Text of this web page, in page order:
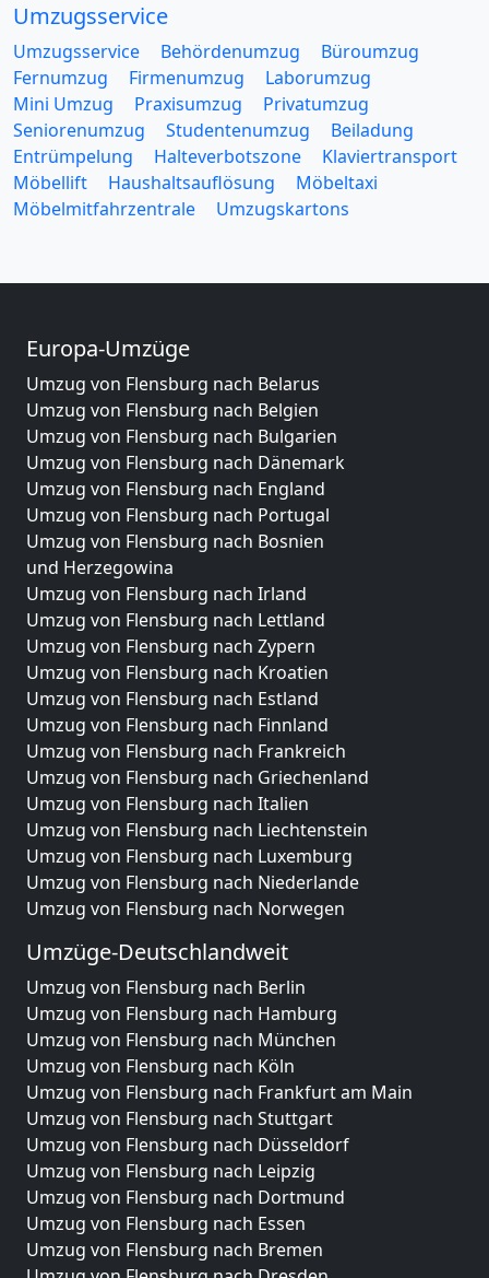
Umzugsservice
Umzugsservice Behördenumzug
Büroumzug
Fernumzug
Firmenumzug
Laborumzug
Mini Umzug
Praxisumzug
Privatumzug
Seniorenumzug
Studentenumzug
Beiladung
Entrümpelung
Halteverbotszone
Klaviertransport
Möbellift
Haushaltsauflösung
Möbeltaxi
Möbelmitfahrzentrale
Umzugskartons
Europa-Umzüge
Umzug von Flensburg nach Belarus
Umzug von Flensburg nach Belgien
Umzug von Flensburg nach Bulgarien
Umzug von Flensburg nach Dänemark
Umzug von Flensburg nach England
Umzug von Flensburg nach Portugal
Umzug von Flensburg nach Bosnien
und Herzegowina
Umzug von Flensburg nach Irland
Umzug von Flensburg nach Lettland
Umzug von Flensburg nach Zypern
Umzug von Flensburg nach Kroatien
Umzug von Flensburg nach Estland
Umzug von Flensburg nach Finnland
Umzug von Flensburg nach Frankreich
Umzug von Flensburg nach Griechenland
Umzug von Flensburg nach Italien
Umzug von Flensburg nach Liechtenstein
Umzug von Flensburg nach Luxemburg
Umzug von Flensburg nach Niederlande
Umzug von Flensburg nach Norwegen
Umzüge-Deutschlandweit
Umzug von Flensburg nach Berlin
Umzug von Flensburg nach Hamburg
Umzug von Flensburg nach München
Umzug von Flensburg nach Köln
Umzug von Flensburg nach Frankfurt am Main
Umzug von Flensburg nach Stuttgart
Umzug von Flensburg nach Düsseldorf
Umzug von Flensburg nach Leipzig
Umzug von Flensburg nach Dortmund
Umzug von Flensburg nach Essen
Umzug von Flensburg nach Bremen